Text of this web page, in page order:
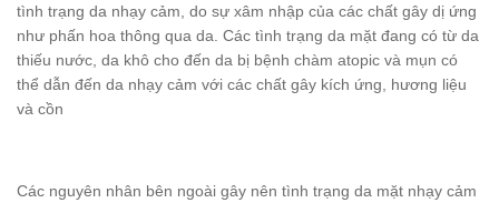
tình trạng da nhạy cảm, do sự xâm nhập của các chất gây dị ứng
như phấn hoa thông qua da. Các tình trạng da mặt đang có từ da
thiếu nước, da khô cho đến da bị bệnh chàm atopic và mụn có
thể dẫn đến da nhạy cảm với các chất gây kích ứng, hương liệu
và cồn
Các nguyên nhân bên ngoài gây nên tình trạng da mặt nhạy cảm